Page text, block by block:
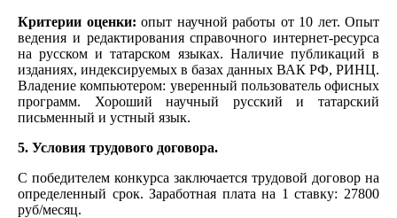
Критерии оценки: опыт научной работы от 10 лет. Опыт
ведения и редактирования справочного интернет-ресурса
на русском и татарском языках. Наличие публикаций в
изданиях, индексируемых в базах данных ВАК РФ, РИНЦ.
Владение компьютером: уверенный пользователь офисных
программ. Хороший научный русский и татарский
письменный и устный язык.
5. Условия трудового договора.
С победителем конкурса заключается трудовой договор на
определенный срок. Заработная плата на 1 ставку: 27800
руб/месяц.